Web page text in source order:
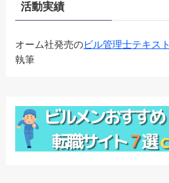
活動実績
オーム社発売のビル管理士テキスト
執筆